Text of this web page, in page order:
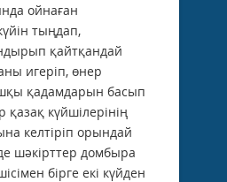
ойнаған
тыңдап,
қайтқандай
игеріп, өнер
қадамдарын басып
қазақ күйшілерінің
келтіріп орындай
шәкірттер домбыра
бірге екі күйден